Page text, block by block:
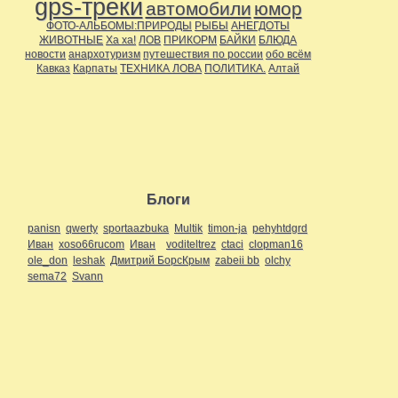
gps-треки автомобили юмор
ФОТО-АЛЬБОМЫ:ПРИРОДЫ РЫБЫ АНЕГДОТЫ
ЖИВОТНЫЕ Ха ха! ЛОВ ПРИКОРМ БАЙКИ БЛЮДА
новости анархотуризм путешествия по россии обо всём
Кавказ Карпаты ТЕХНИКА ЛОВА ПОЛИТИКА. Алтай
Блоги
panisn qwerty sportaazbuka Multik timon-ja pehyhtdgrd
Иван xoso66rucom Иван voditeltrez ctaci clopman16
ole_don leshak Дмитрий БорсКрым zabeii bb olchy
sema72 Svann